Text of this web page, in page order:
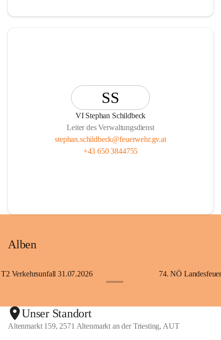
SS
VI Stephan Schildbeck
Leiter des Verwaltungsdienst
stephan.schildbeck@feuerwehr.gv.at
+43 650 3844755
Alben
T2 Verkehrsunfall 31.07.2026
Unser Standort
Altenmarkt 159, 2571 Altenmarkt an der Triesting, AUT